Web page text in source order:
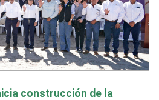
construcción de la